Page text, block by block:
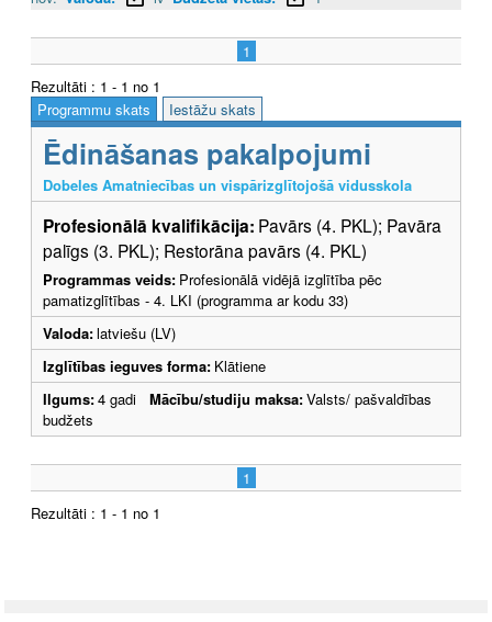
1
Rezultāti : 1 - 1 no 1
Programmu skats
Iestāžu skats
Ēdināšanas pakalpojumi
Dobeles Amatniecības un vispārizglītojošā vidusskola
Profesionālā kvalifikācija: Pavārs (4. PKL); Pavāra
palīgs (3. PKL); Restorāna pavārs (4. PKL)
Programmas veids: Profesionālā vidējā izglītība pēc
pamatizglītības - 4. LKI (programma ar kodu 33)
Valoda:latviešu (LV)
Izglītības ieguves forma: Klātiene
Ilgums:4 gadi Mācību/studiju maksa:Valsts/ pašvaldības
budžets
1
Rezultāti : 1 - 1 no 1